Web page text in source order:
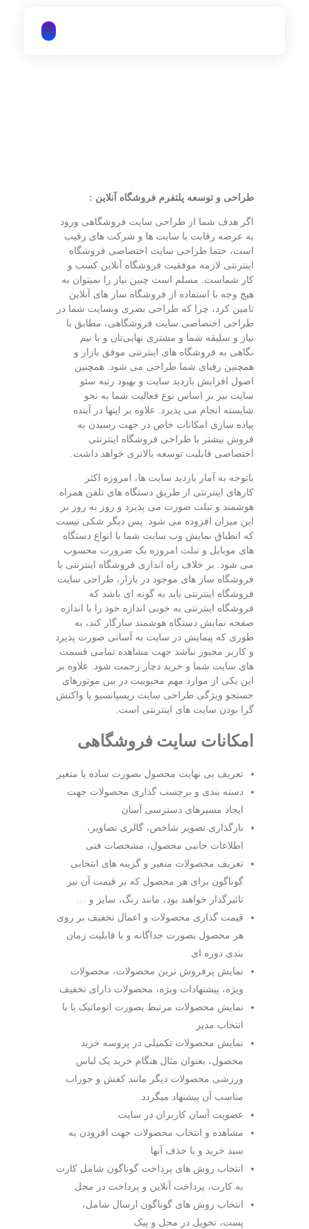
طراحی و توسعه پلتفرم فروشگاه آنلاین :
اگر هدف شما از طراحی سایت فروشگاهی ورود
به عرصه رقابت با سایت ها و شرکت های رقیب
است، حتما طراحی سایت اختصاصی فروشگاه
اینترنتی لازمه موفقیت فروشگاه آنلاین کسب و
کار شماست. مسلم است چنین نیاز را نمیتوان به
هیچ وجه با استفاده از فروشگاه ساز های آنلاین
تامین کرد، چرا که طراحی بصری وبسایت شما در
طراحی اختصاصی سایت فروشگاهی، مطابق با
نیاز و سلیقه شما و مشتری نهایی‌تان و با نیم
نگاهی به فروشگاه های اینترنتی موفق بازار و
همچنین رقبای شما طراحی می شود. همچنین
اصول افزایش بازدید سایت و بهبود رتبه سئو
سایت نیز بر اساس نوع فعالیت شما به نحو
شایسته انجام می پذیرد. علاوه بر اینها در آینده
پیاده سازی امکانات خاص در جهت رسیدن به
فروش بیشتر با طراحی فروشگاه اینترنتی
اختصاصی قابلیت توسعه بالاتری خواهد داشت.‎
باتوجه به آمار بازدید سایت ها، امروزه اکثر
کارهای اینترنتی از طریق دستگاه های تلفن همراه
هوشمند و تبلت صورت می پذیرد و روز به روز بر
این میزان افزوده می شود. پس دیگر شکی نیست
که انطباق نمایش وب سایت شما با انواع دستگاه
های موبایل و تبلت امروزه یک ضرورت محسوب
می شود. بر خلاف راه اندازی فروشگاه اینترنتی با
فروشگاه ساز های موجود در بازار، طراحی سایت
فروشگاه اینترنتی باید به گونه ای باشد که
فروشگاه اینترنتی به خوبی اندازه خود را با اندازه
صفحه نمایش دستگاه هوشمند سازگار کند، به
طوری که پیمایش در سایت به آسانی صورت پذیرد
و کاربر مجبور نباشد جهت مشاهده تمامی قسمت
های سایت شما و خرید دچار زحمت شود. علاوه بر
این یکی از موارد مهم محبوبیت در بین موتورهای
جستجو ویژگی طراحی سایت ریسپانسیو یا واکنش
گرا بودن سایت های اینترنتی است.‎
امکانات سایت فروشگاهی
تعریف بی نهایت محصول بصورت ساده یا متغیر
دسته بندی و برچسب گذاری محصولات جهت
ایجاد مسیرهای دسترسی آسان
بارگذاری تصویر شاخص، گالری تصاویر،
اطلاعات جانبی محصول، مشخصات فنی
تعریف محصولات متغیر و گزینه های انتخابی
گوناگون برای هر محصول که بر قیمت آن نیز
تاثیرگذار خواهند بود، مانند رنگ، سایز و …
قیمت گذاری محصولات و اعمال تخفیف بر روی
هر محصول بصورت جداگانه و با قابلیت زمان
بندی دوره ای
نمایش پرفروش ترین محصولات، محصولات
ویژه، پیشنهادات ویژه، محصولات دارای تخفیف
نمایش محصولات مرتبط بصورت اتوماتیک یا با
انتخاب مدیر
نمایش محصولات تکمیلی در پروسه خرید
محصول، بعنوان مثال هنگام خرید یک لباس
ورزشی محصولات دیگر مانند کفش و جوراب
مناسب آن پیشنهاد میگردد.
عضویت آسان کاربران در سایت
مشاهده و انتخاب محصولات جهت افزودن به
سبد خرید و یا حذف آنها
انتخاب روش های پرداخت گوناگون شامل کارت
به کارت، پرداخت آنلاین و پرداخت در محل
انتخاب روش های گوناگون ارسال شامل،
پست، تحویل در محل و پیک